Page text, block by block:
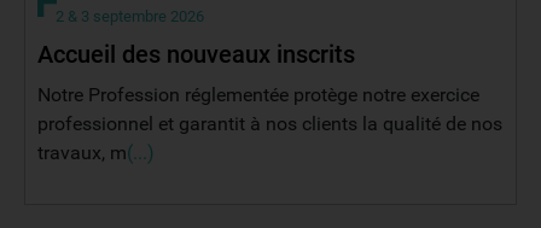
2 & 3 septembre 2026
Accueil des nouveaux inscrits
Notre Profession réglementée protège notre exercice
professionnel et garantit à nos clients la qualité de nos
travaux, m(...)